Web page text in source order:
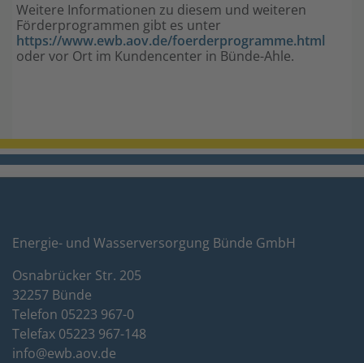
Weitere Informationen zu diesem und weiteren
Förderprogrammen gibt es unter
https://www.ewb.aov.de/foerderprogramme.html
oder vor Ort im Kundencenter in Bünde-Ahle.
Energie- und Wasserversorgung Bünde GmbH
Osnabrücker Str. 205
32257 Bünde
Telefon 05223 967-0
Telefax 05223 967-148
info@ewb.aov.de